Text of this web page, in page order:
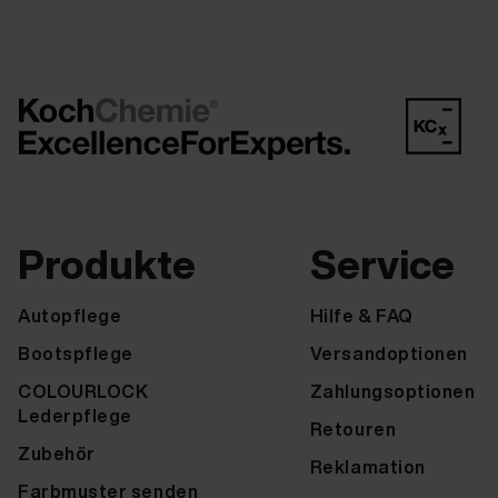
Produkte
Autopflege
Bootspflege
COLOURLOCK
Lederpflege
Zubehör
Farbmuster senden
Service
Hilfe & FAQ
Versandoptionen
Zahlungsoptionen
Retouren
Reklamation